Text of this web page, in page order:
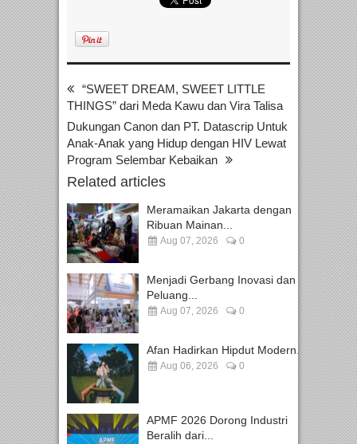
“SWEET DREAM, SWEET LITTLE
THINGS” dari Meda Kawu dan Vira Talisa
Dukungan Canon dan PT. Datascrip Untuk
Anak-Anak yang Hidup dengan HIV Lewat
Program Selembar Kebaikan
Related articles
Meramaikan Jakarta dengan
Ribuan Mainan...
Aug 07, 2026 0
Menjadi Gerbang Inovasi dan
Peluang...
Aug 07, 2026 0
Afan Hadirkan Hipdut Modern...
Aug 06, 2026 0
APMF 2026 Dorong Industri
Beralih dari...